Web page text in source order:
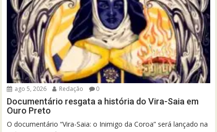
ago 5, 2026 Redação 0
Documentário resgata a história do Vira-Saia em
Ouro Preto
O documentário “Vira-Saia: o Inimigo da Coroa” será lançado na